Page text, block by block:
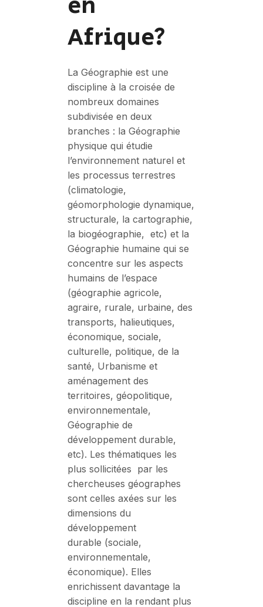
Afrique?
La Géographie est une
discipline à la croisée de
nombreux domaines
subdivisée en deux
branches : la Géographie
physique qui étudie
l’environnement naturel et
les processus terrestres
(climatologie,
géomorphologie dynamique,
structurale, la cartographie,
la biogéographie, etc) et la
Géographie humaine qui se
concentre sur les aspects
humains de l’espace
(géographie agricole,
agraire, rurale, urbaine, des
transports, halieutiques,
économique, sociale,
culturelle, politique, de la
santé, Urbanisme et
aménagement des
territoires, géopolitique,
environnementale,
Géographie de
développement durable,
etc). Les thématiques les
plus sollicitées par les
chercheuses géographes
sont celles axées sur les
dimensions du
développement
durable (sociale,
environnementale,
économique). Elles
enrichissent davantage la
discipline en la rendant plus